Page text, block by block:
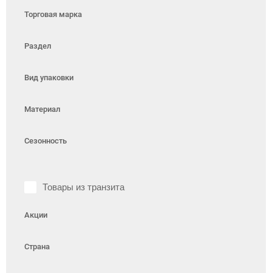
Торговая марка
Раздел
Вид упаковки
Материал
Сезонность
Товары из транзита
Акции
Страна